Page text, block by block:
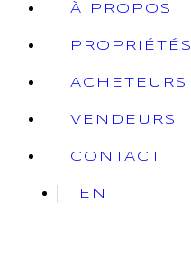
À PROPOS
PROPRIÉTÉS
ACHETEURS
VENDEURS
CONTACT
EN